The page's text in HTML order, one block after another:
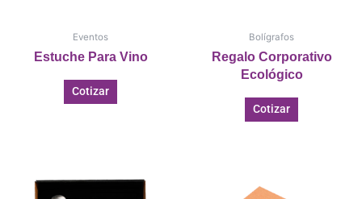
Eventos
Estuche Para Vino
Cotizar
Bolígrafos
Regalo Corporativo
Ecológico
Cotizar